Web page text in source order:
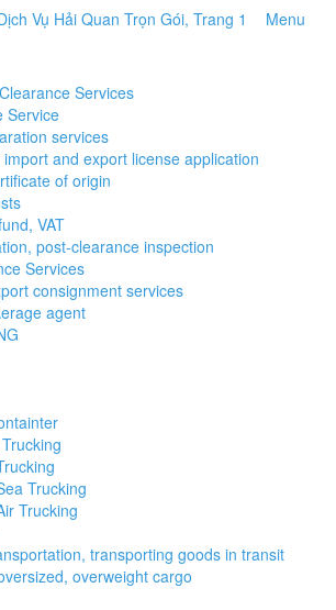
Menu
Services
Service
services
and export license application
of origin
VAT
post-clearance inspection
Services
consignment services
agent
Trucking
Trucking
transporting goods in transit
overweight cargo